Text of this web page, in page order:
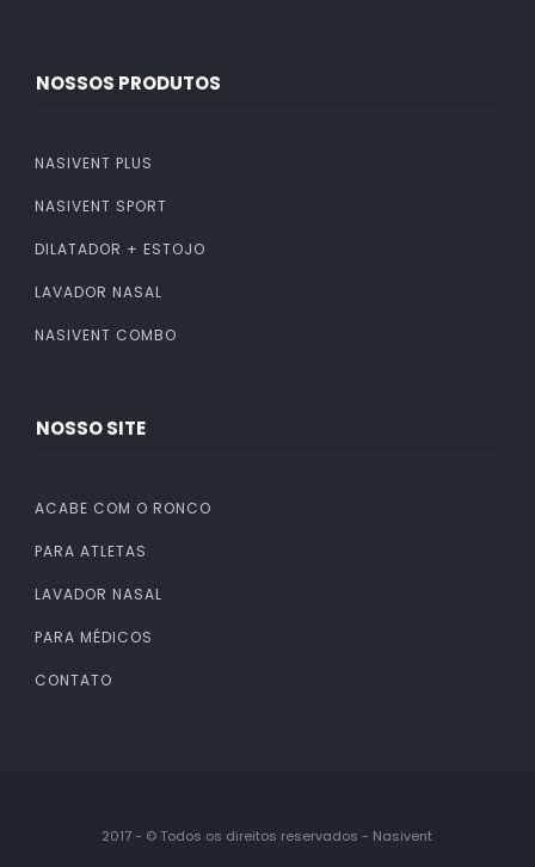
NOSSOS PRODUTOS
NASIVENT PLUS
NASIVENT SPORT
DILATADOR + ESTOJO
LAVADOR NASAL
NASIVENT COMBO
NOSSO SITE
ACABE COM O RONCO
PARA ATLETAS
LAVADOR NASAL
PARA MÉDICOS
CONTATO
2017 - © Todos os direitos reservados - Nasivent